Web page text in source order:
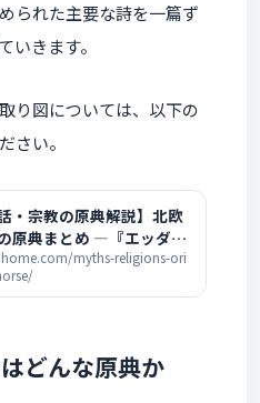
られた主要な詩を一篇ず
いきます。
り図については、以下の
さい。
話・宗教の原典解説】北欧
原典まとめ ―『エッダ』
事の一覧myths-religions-ori
どんな原典か